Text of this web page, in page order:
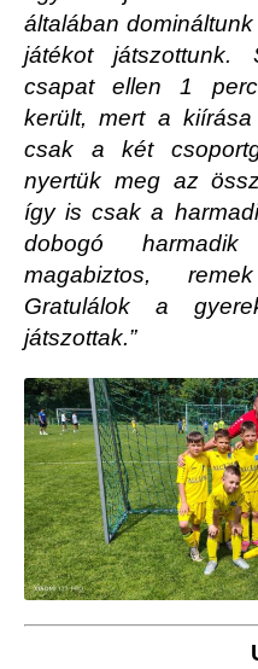
általában
játékot játszottunk.
csapat ellen 1
került, mert a
csak a két
nyertük meg az
így is csak a
dobogó
magabiztos,
Gratulálok a
játszottak.”